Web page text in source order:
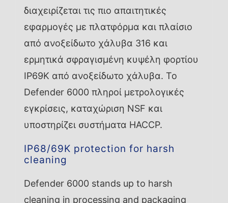
διαχειρίζεται τις πιο απαιτητικές
εφαρμογές με πλατφόρμα και πλαίσιο
από ανοξείδωτο χάλυβα 316 και
ερμητικά σφραγισμένη κυψέλη φορτίου
IP69K από ανοξείδωτο χάλυβα. Το
Defender 6000 πληροί μετρολογικές
εγκρίσεις, καταχώριση NSF και
υποστηρίζει συστήματα HACCP.
IP68/69K protection for harsh
cleaning
Defender 6000 stands up to harsh
cleaning in processing and packaging